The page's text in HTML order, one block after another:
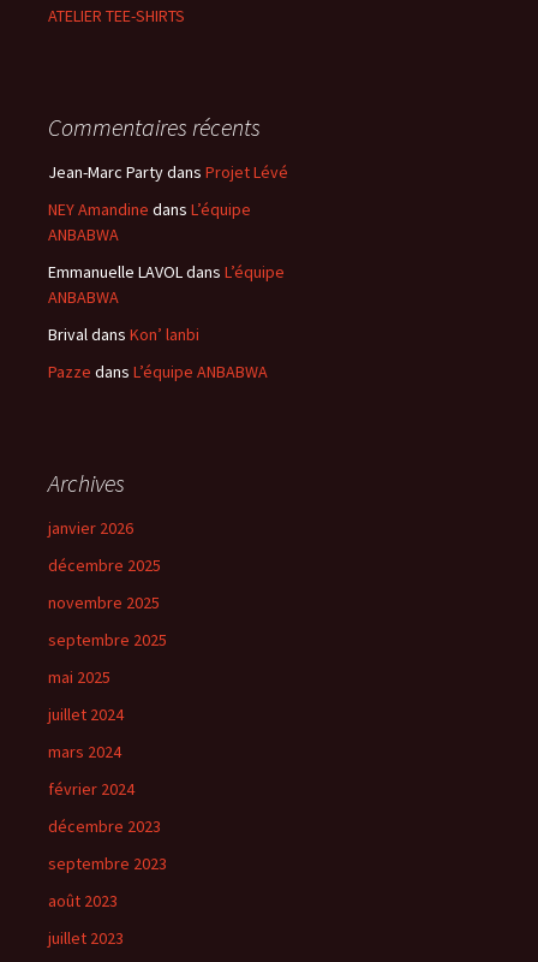
ATELIER TEE-SHIRTS
Commentaires récents
Jean-Marc Partydans Projet Lévé
NEY Amandine dans L’équipe
ANBABWA
Emmanuelle LAVOLdans L’équipe
ANBABWA
Brivaldans Kon’ lanbi
Pazze dans L’équipe ANBABWA
Archives
janvier 2026
décembre 2025
novembre 2025
septembre 2025
mai 2025
juillet 2024
mars 2024
février 2024
décembre 2023
septembre 2023
août 2023
juillet 2023